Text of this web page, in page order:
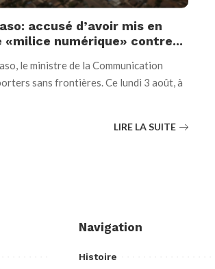
accusé d’avoir mis en
«milice numérique» contre...
le ministre de la Communication
sans frontières. Ce lundi 3 août, à
LIRE LA SUITE
Navigation
Histoire